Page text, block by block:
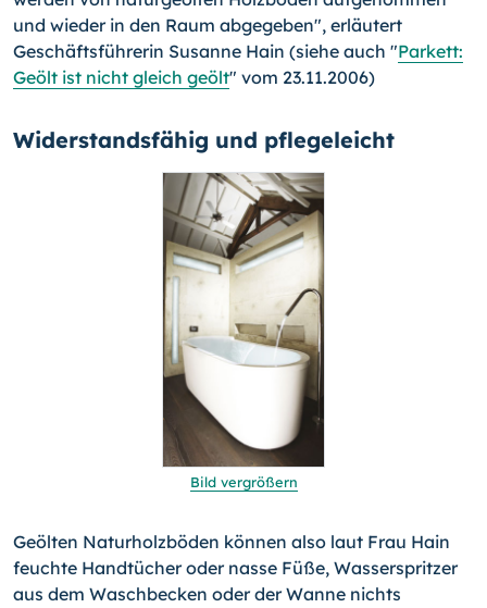
und wieder in den Raum abgegeben", erläutert
Geschäftsführerin Susanne Hain (siehe auch "Parkett:
Geölt ist nicht gleich geölt" vom 23.11.2006)
Widerstandsfähig und pflegeleicht
Bild vergrößern
Geölten Naturholzböden können also laut Frau Hain
feuchte Handtücher oder nasse Füße, Wasserspritzer
aus dem Waschbecken oder der Wanne nichts